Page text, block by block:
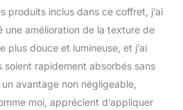
produits inclus dans ce coffret, j’ai
une amélioration de la texture de
plus douce et lumineuse, et j’ai
rapidement absorbés sans
avantage non négligeable,
moi, apprécient d’appliquer